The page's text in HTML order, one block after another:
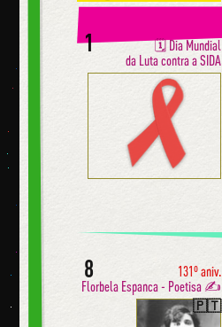
1
🗓 Dia Mundial
da Luta contra a SIDA
8
131º aniv.
Florbela Espanca - Poetisa ✍️
🇵🇹